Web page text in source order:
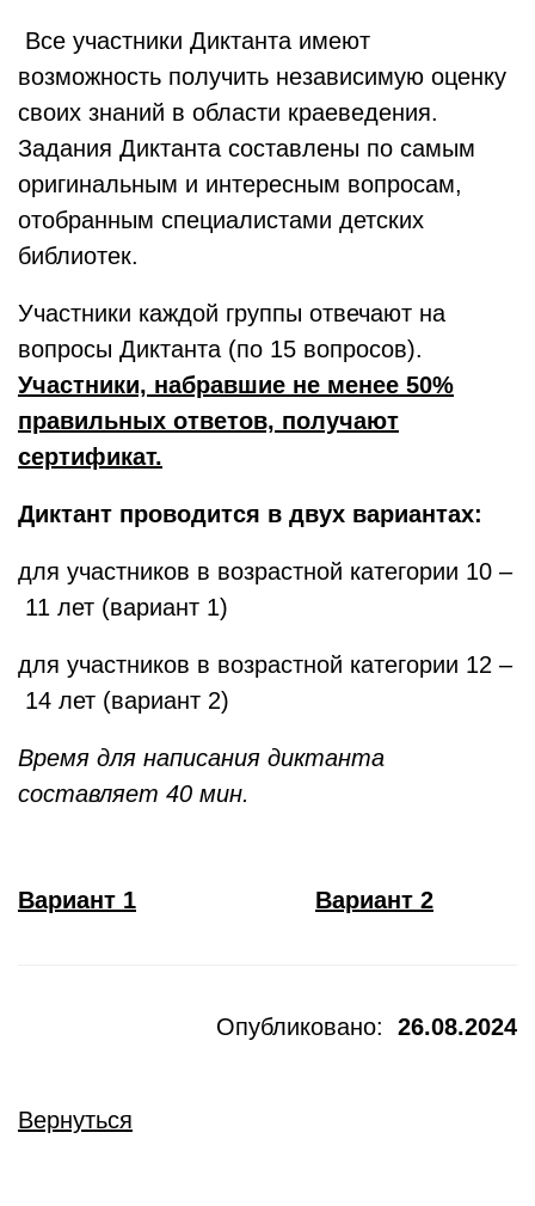
Все участники Диктанта имеют
возможность получить независимую оценку
своих знаний в области краеведения.
Задания Диктанта составлены по самым
оригинальным и интересным вопросам,
отобранным специалистами детских
библиотек.
Участники каждой группы отвечают на
вопросы Диктанта (по 15 вопросов).
Участники, набравшие не менее 50%
правильных ответов, получают
сертификат.
Диктант проводится в двух вариантах:
для участников в возрастной категории 10 –
11 лет (вариант 1)
для участников в возрастной категории 12 –
14 лет (вариант 2)
Время для написания диктанта
составляет 40 мин.
Вариант 1 Вариант 2
Опубликовано: 26.08.2024
Вернуться